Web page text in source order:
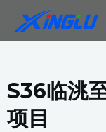
内
S36临洮
项目